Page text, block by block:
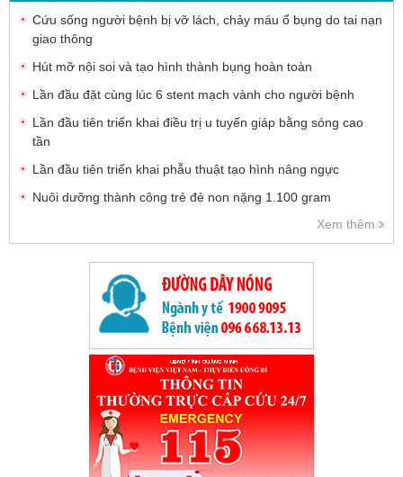
Cứu sống người bệnh bị vỡ lách, chảy máu ổ bụng do tai nạn
giao thông
Hút mỡ nội soi và tạo hình thành bụng hoàn toàn
Lần đầu đặt cùng lúc 6 stent mạch vành cho người bệnh
Lần đầu tiên triển khai điều trị u tuyến giáp bằng sóng cao
tần
Lần đầu tiên triển khai phẫu thuật tạo hình nâng ngực
Nuôi dưỡng thành công trẻ đẻ non nặng 1.100 gram
Xem thêm